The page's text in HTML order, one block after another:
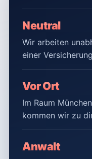
Neutral
Wir arbeiten
einer
Vor Ort
Im Raum
kommen wir zu
Anwalt